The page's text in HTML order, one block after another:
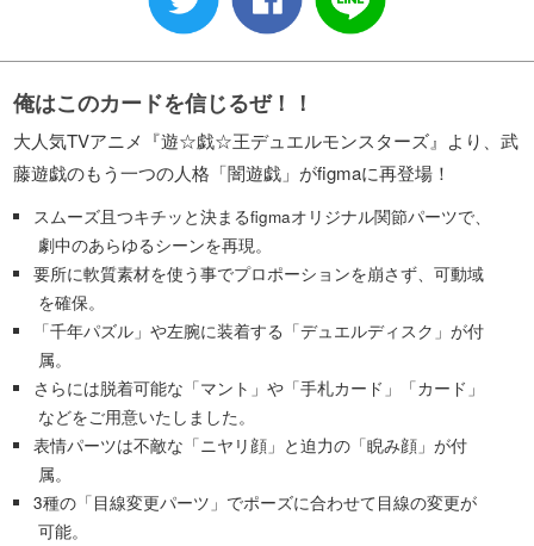
俺はこのカードを信じるぜ！！
大人気TVアニメ『遊☆戯☆王デュエルモンスターズ』より、武
藤遊戯のもう一つの人格「闇遊戯」がfigmaに再登場！
スムーズ且つキチッと決まるfigmaオリジナル関節パーツで、
劇中のあらゆるシーンを再現。
要所に軟質素材を使う事でプロポーションを崩さず、可動域
を確保。
「千年パズル」や左腕に装着する「デュエルディスク」が付
属。
さらには脱着可能な「マント」や「手札カード」「カード」
などをご用意いたしました。
表情パーツは不敵な「ニヤリ顔」と迫力の「睨み顔」が付
属。
3種の「目線変更パーツ」でポーズに合わせて目線の変更が
可能。